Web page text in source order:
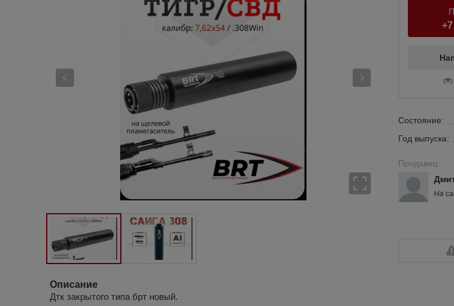
Описание
Дтк закрытого типа брт новый.
Состояние:
Год выпуска:
Продавец:
На